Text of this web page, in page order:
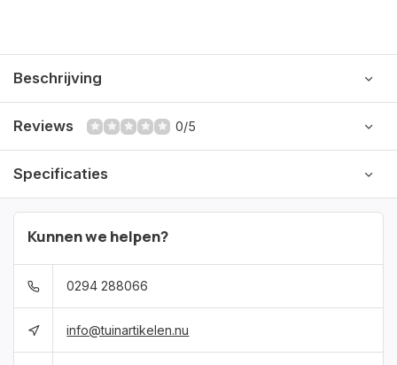
Beschrijving
Reviews 0/5
Specificaties
Kunnen we helpen?
0294 288066
info@tuinartikelen.nu